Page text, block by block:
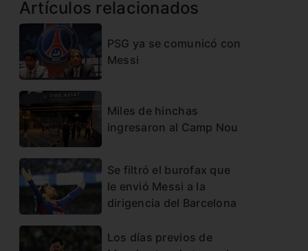
Artículos relacionados
PSG ya se comunicó con
Messi
Miles de hinchas
ingresaron al Camp Nou
Se filtró el burofax que
le envió Messi a la
dirigencia del Barcelona
Los días previos de